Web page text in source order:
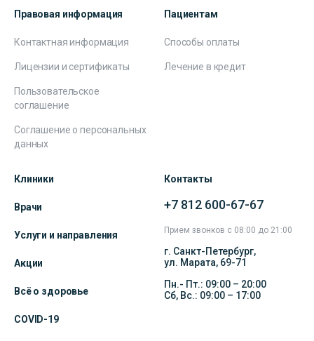
Правовая информация
Контактная информация
Лицензии и сертификаты
Пользовательское
соглашение
Соглашение о персональных
данных
Пациентам
Способы оплаты
Лечение в кредит
Клиники
Врачи
Услуги и направления
Акции
Всё о здоровье
COVID-19
Контакты
+7 812 600-67-67
Прием звонков с 08:00 до 21:00
г. Санкт-Петербург,
ул. Марата, 69-71
Пн.- Пт.: 09:00 – 20:00
Сб, Вс.: 09:00 – 17:00